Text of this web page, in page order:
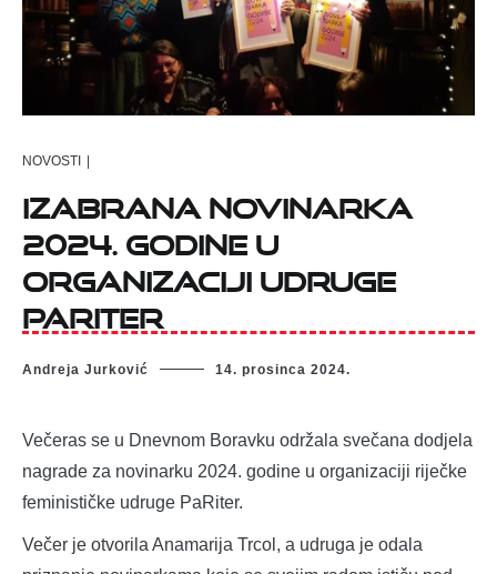
NOVOSTI |
Izabrana novinarka
2024. godine u
organizaciji Udruge
PaRiter
Andreja Jurković 14. prosinca 2024.
Večeras se u Dnevnom Boravku održala svečana dodjela
nagrade za novinarku 2024. godine u organizaciji riječke
feminističke udruge PaRiter.
Večer je otvorila Anamarija Trcol, a udruga je odala